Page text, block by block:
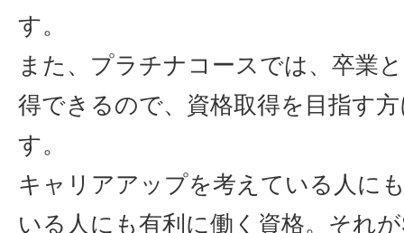
す。
また、プラチナコースでは、卒業
得できるので、資格取得を目指す
す。
キャリアアップを考えている人に
いる人にも有利に働く資格。それ